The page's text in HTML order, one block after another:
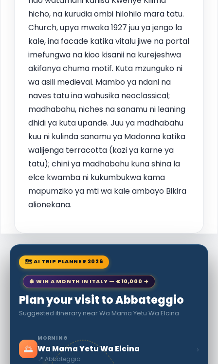
hicho, na kurudia ombi hilohilo mara tatu.
Church, upya mwaka 1927 juu ya jengo la
kale, ina facade katika vitalu jiwe na portal
imefungwa na kioo kisanii na kurejeshwa
akifanya chuma motif. Kuta mzunguko ni
wa asili medieval. Mambo ya ndani na
naves tatu ina wahusika neoclassical;
madhabahu, niches na sanamu ni leaning
dhidi ya kuta upande. Juu ya madhabahu
kuu ni kulinda sanamu ya Madonna katika
walijenga terracotta (kazi ya karne ya
tatu); chini ya madhabahu kuna shina la
elce kwamba ni kukumbukwa kama
mapumziko ya mti wa kale ambayo Bikira
alionekana.
🗺 AI TRIP PLANNER 2026
🎄 WIN A MONTH IN ITALY — €10,000 →
Plan your visit to Abbateggio
Suggested itinerary near Wa Mama Yetu Wa Elcina
🌅
MORNING
Wa Mama Yetu Wa Elcina
📍 Abbateggio
›